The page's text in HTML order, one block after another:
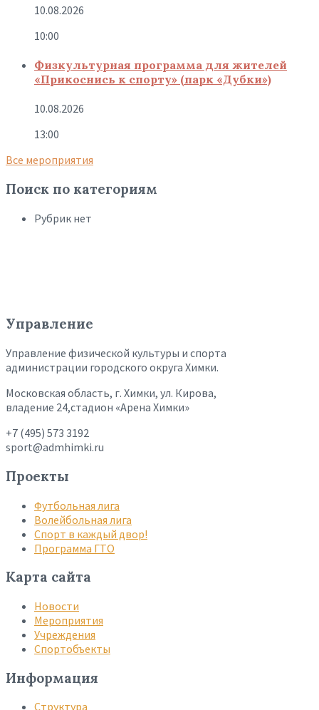
10.08.2026
10:00
Физкультурная программа для жителей
«Прикоснись к спорту» (парк «Дубки»)
10.08.2026
13:00
Все мероприятия
Поиск по категориям
Рубрик нет
Управление
Управление физической культуры и спорта
администрации городского округа Химки.
Московская область, г. Химки, ул. Кирова,
владение 24,стадион «Арена Химки»
+7 (495) 573 3192
sport@admhimki.ru
Проекты
Футбольная лига
Волейбольная лига
Спорт в каждый двор!
Программа ГТО
Карта сайта
Новости
Мероприятия
Учреждения
Спортобъекты
Информация
Структура